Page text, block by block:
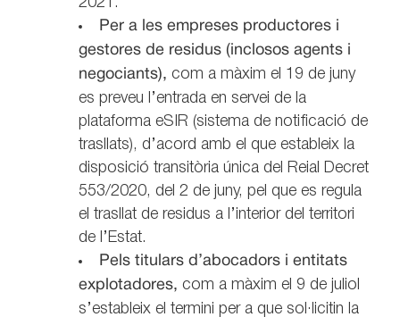
Per a les empreses productores i
gestores de residus (inclosos agents i
negociants), com a màxim el 19 de juny
es preveu l’entrada en servei de la
plataforma eSIR (sistema de notificació de
trasllats), d’acord amb el que estableix la
disposició transitòria única del Reial Decret
553/2020, del 2 de juny, pel que es regula
el trasllat de residus a l’interior del territori
de l’Estat.
Pels titulars d’abocadors i entitats
explotadores, com a màxim el 9 de juliol
s’estableix el termini per a que sol·licitin la